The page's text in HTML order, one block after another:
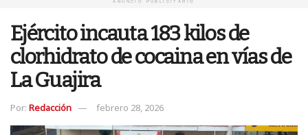
ANUNCIO PUBLICITARIO
Ejército incauta 183 kilos de
clorhidrato de cocaina en vías de
La Guajira
Por: Redacción febrero 28, 2026